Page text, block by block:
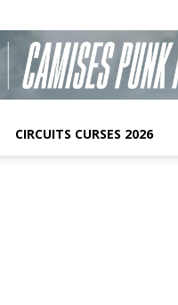
CIRCUITS CURSES 2026